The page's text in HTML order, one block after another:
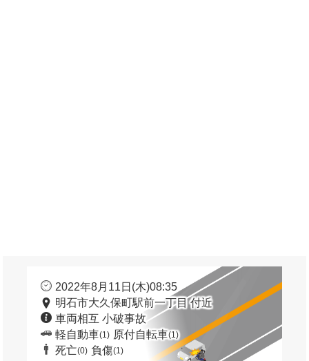
2022年8月11日(木)08:35
明石市大久保町駅前一丁目 付近
車両相互 小破事故
軽自動車(1) 原付自転車(1)
死亡(0) 負傷(1)